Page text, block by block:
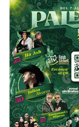
Alejandro Muñoz
corredora Mary
trayectoria
atletismo potosino,
carrera sea el
exhortó a los y las
participar en el
Se destacó la
Castillo quien en
como ser la